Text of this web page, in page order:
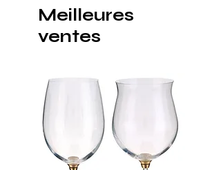
Meilleures
ventes